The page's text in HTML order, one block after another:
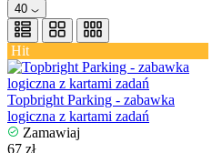
40
Hit
Topbright Parking - zabawka
logiczna z kartami zadań
Zamawiaj
67 zł